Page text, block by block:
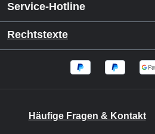
Service-Hotline
Rechtstexte
Häufige Fragen & Kontakt